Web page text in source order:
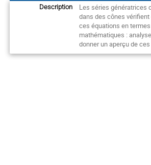
Description
Les séries génératrices
dans des cônes
ces équations en
mathématiques :
donner un aperçu de